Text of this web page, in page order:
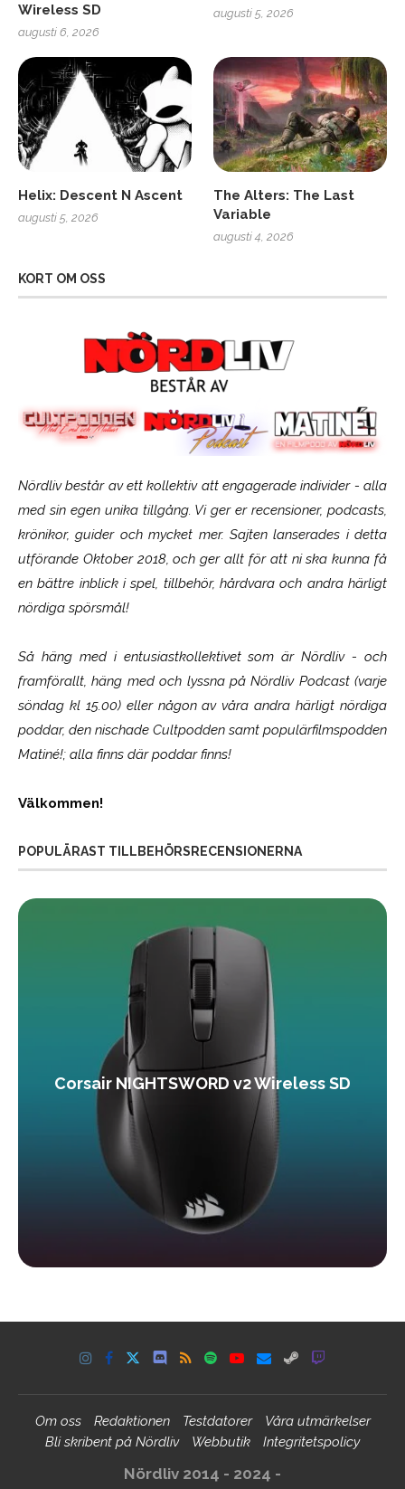
Wireless SD
augusti 6, 2026
augusti 5, 2026
Helix: Descent N Ascent
augusti 5, 2026
The Alters: The Last
Variable
augusti 4, 2026
KORT OM OSS
Nördliv består av ett kollektiv att engagerade individer - alla
med sin egen unika tillgång. Vi ger er recensioner, podcasts,
krönikor, guider och mycket mer. Sajten lanserades i detta
utförande Oktober 2018, och ger allt för att ni ska kunna få
en bättre inblick i spel, tillbehör, hårdvara och andra härligt
nördiga spörsmål!
Så häng med i entusiastkollektivet som ärNördliv- och
framförallt, häng med och lyssna på Nördliv Podcast (varje
söndag kl 15.00) eller någon av våra andra härligt nördiga
poddar, den nischade Cultpodden samt populärfilmspodden
Matiné!; alla finns där poddar finns!
Välkommen!
POPULÄRAST TILLBEHÖRSRECENSIONERNA
Corsair NIGHTSWORD v2 Wireless SD
Om oss Redaktionen Testdatorer
Våra utmärkelser
Bli skribent på Nördliv
Webbutik Integritetspolicy
Nördliv 2014 - 2024 -